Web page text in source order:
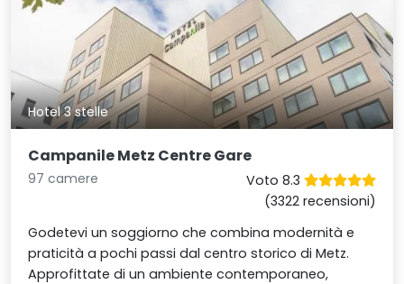
Hotel 3 stelle
Campanile Metz Centre Gare
97 camere
Voto 8.3
(3322 recensioni)
Godetevi un soggiorno che combina modernità e
praticità a pochi passi dal centro storico di Metz.
Approfittate di un ambiente contemporaneo,